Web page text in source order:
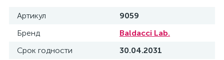
Артикул
9059
Бренд
Baldacci Lab.
Срок годности
30.04.2031